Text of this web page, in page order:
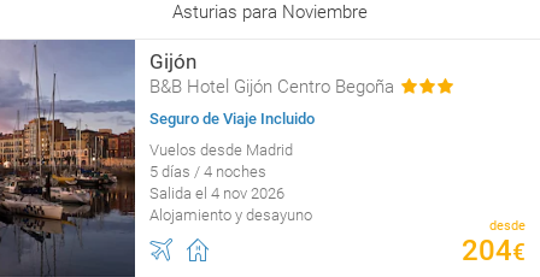
Asturias para Noviembre
Gijón
B&B Hotel Gijón Centro Begoña
Seguro de Viaje Incluido
Vuelos desde Madrid
5 días / 4 noches
Salida el 4 nov 2026
Alojamiento y desayuno
desde
204€